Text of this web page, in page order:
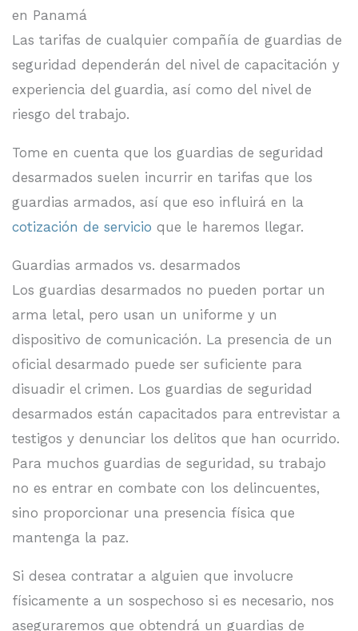
en Panamá
Las tarifas de cualquier compañía de guardias de
seguridad dependerán del nivel de capacitación y
experiencia del guardia, así como del nivel de
riesgo del trabajo.
Tome en cuenta que los guardias de seguridad
desarmados suelen incurrir en tarifas que los
guardias armados, así que eso influirá en la
cotización de servicio que le haremos llegar.
Guardias armados vs. desarmados
Los guardias desarmados no pueden portar un
arma letal, pero usan un uniforme y un
dispositivo de comunicación. La presencia de un
oficial desarmado puede ser suficiente para
disuadir el crimen. Los guardias de seguridad
desarmados están capacitados para entrevistar a
testigos y denunciar los delitos que han ocurrido.
Para muchos guardias de seguridad, su trabajo
no es entrar en combate con los delincuentes,
sino proporcionar una presencia física que
mantenga la paz.
Si desea contratar a alguien que involucre
físicamente a un sospechoso si es necesario, nos
aseguraremos que obtendrá un guardias de